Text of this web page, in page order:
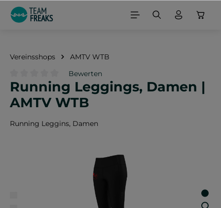
springen
Vereinsshops AMTV WTB
Durchschnittliche Bewertung von 0 von 5 Sternen
Bewerten
Running Leggings, Damen |
AMTV WTB
Running Leggins, Damen